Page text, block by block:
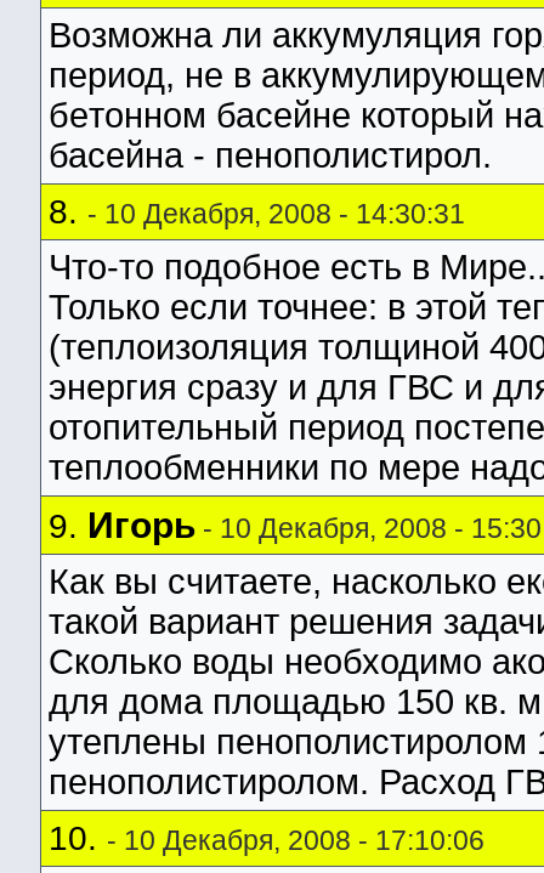
Возможна ли аккумуляция
период, не в
бетонном басейне который
басейна - пенополистирол.
8. - 10 Декабря, 2008 - 14:30:31
Что-то подобное есть в
Только если точнее: в этой
(теплоизоляция толщиной
энергия сразу и для ГВС и
отопительный период
теплообменники по мере
9. Игорь- 10 Декабря, 2008 -
Как вы считаете, насколько
такой вариант решения
Сколько воды необходимо
для дома площадью 150 кв.
утеплены
пенополистиролом. Расход
10. - 10 Декабря, 2008 - 17:10:06